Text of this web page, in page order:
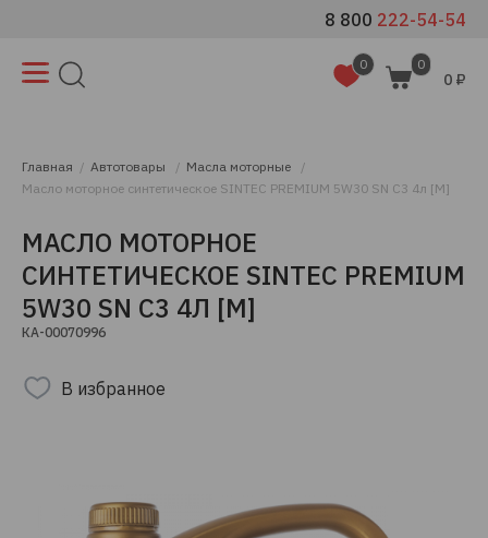
8 800 222-54-54
0 0
0 ₽
Главная Автотовары
Масла моторные
Масло моторное синтетическое SINTEC PREMIUM 5W30 SN C3 4л [М]
МАСЛО МОТОРНОЕ
СИНТЕТИЧЕСКОЕ SINTEC PREMIUM
5W30 SN C3 4Л [М]
КА-00070996
В избранное